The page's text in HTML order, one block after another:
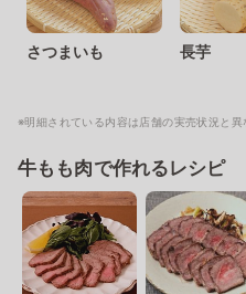
さつまいも 長芋
※明細されている内容は店舗の実売状況と異
牛もも肉で作れるレシピ